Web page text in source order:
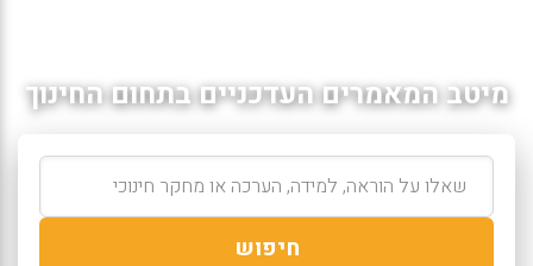
מיטב המאמרים העדכניים בתחום החינוך
חיפוש